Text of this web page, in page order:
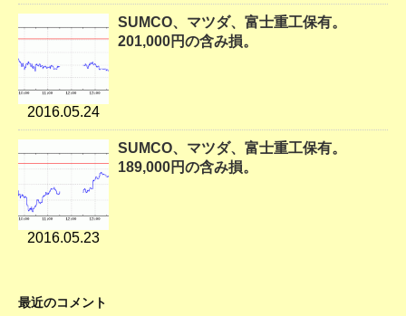
2016.05.24
SUMCO、マツダ、富士重工保有。
201,000円の含み損。
2016.05.23
SUMCO、マツダ、富士重工保有。
189,000円の含み損。
最近のコメント